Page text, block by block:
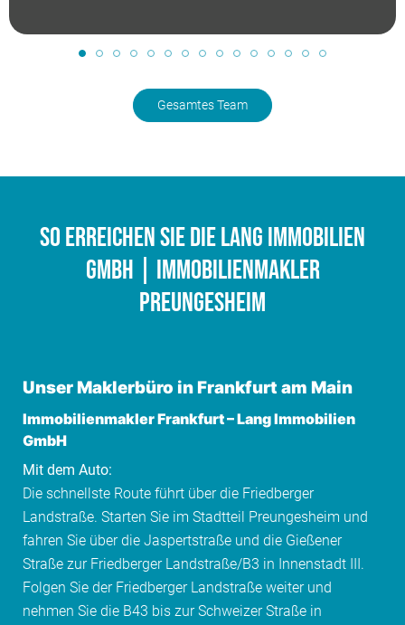
Gesamtes Team
So erreichen Sie die Lang Immobilien
GmbH | Immobilienmakler
Preungesheim
Unser Maklerbüro in Frankfurt am Main
Immobilienmakler Frankfurt–Lang Immobilien
GmbH
Mit dem Auto:
Die schnellste Route führt über die Friedberger
Landstraße. Starten Sie im Stadtteil Preungesheim und
fahren Sie über die Jaspertstraße und die Gießener
Straße zur Friedberger Landstraße/B3 in Innenstadt III.
Folgen Sie der Friedberger Landstraße weiter und
nehmen Sie die B43 bis zur Schweizer Straße in